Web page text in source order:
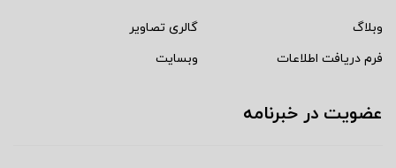
وبلاگ
گالری تصاویر
فرم دریافت اطلاعات
وبسایت
عضویت در خبرنامه